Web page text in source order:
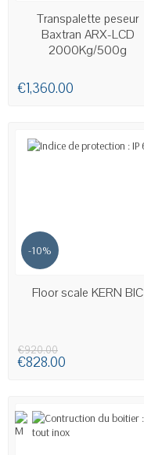
AVAILABLE
Transpalette peseur
Baxtran ARX-LCD
2000Kg/500g
€1,360.00
-10%
AVAILABLE
Floor scale KERN BIC
€920.00
€828.00